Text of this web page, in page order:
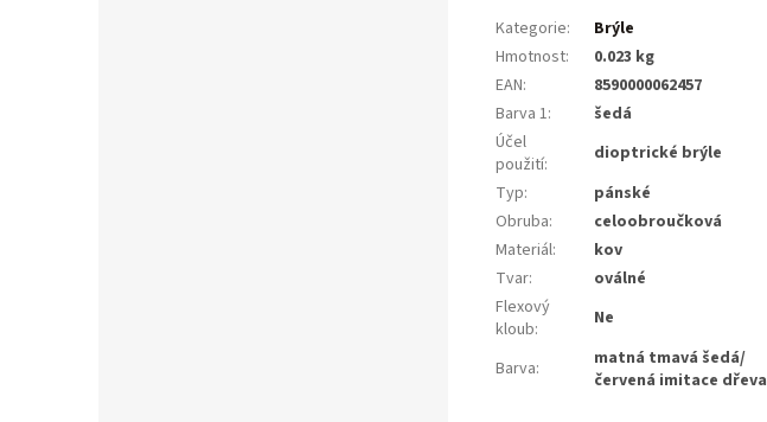
Kategorie:
Brýle
Hmotnost:
0.023 kg
EAN:
8590000062457
Barva 1:
šedá
Účel
použití:
dioptrické brýle
Typ:
pánské
Obruba:
celoobroučková
Materiál:
kov
Tvar:
oválné
Flexový
kloub: Ne
Barva:
matná tmavá šedá/
červená imitace dřeva